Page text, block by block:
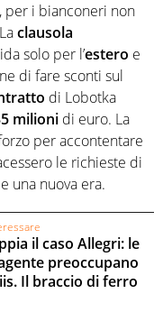
per i bianconeri non
clausola
solo per l’estero e
di fare sconti sul
di Lobotka
milioni di euro. La
per accontentare
le richieste di
una nuova era.
il caso Allegri: le
preoccupano
Il braccio di ferro